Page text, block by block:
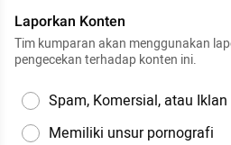
Laporkan Konten
Tim kumparan akan menggunakan
pengecekan terhadap konten ini.
Spam, Komersial, atau Iklan
Memiliki unsur pornografi